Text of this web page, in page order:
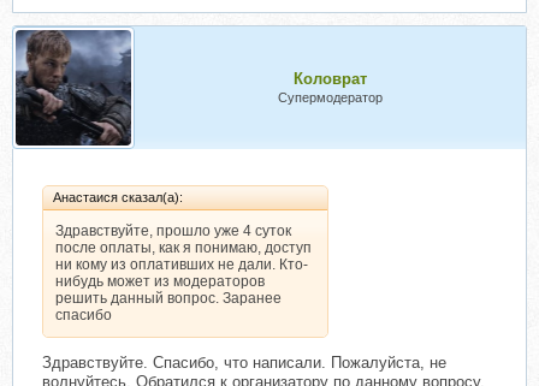
Коловрат
Супермодератор
Анастаися сказал(а):
Здравствуйте, прошло уже 4 суток
после оплаты, как я понимаю, доступ
ни кому из оплативших не дали. Кто-
нибудь может из модераторов
решить данный вопрос. Заранее
спасибо
Здравствуйте. Спасибо, что написали. Пожалуйста, не
волнуйтесь. Обратился к организатору по данному вопросу.